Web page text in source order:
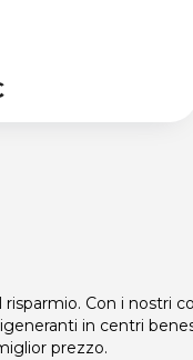
Con i nostri
in centri
prezzo.